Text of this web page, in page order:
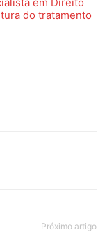
do tratamento
Próximo artigo